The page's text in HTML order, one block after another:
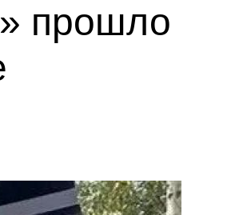
прошло